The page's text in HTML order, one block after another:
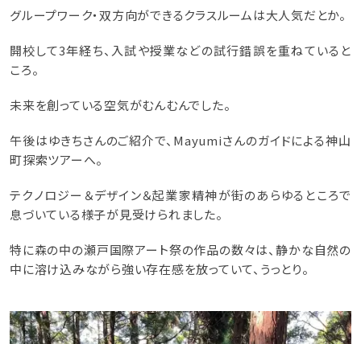
グループワーク・双方向ができるクラスルームは大人気だとか。
開校して3年経ち、入試や授業などの試行錯誤を重ねていると
ころ。
未来を創っている空気がむんむんでした。
午後はゆきちさんのご紹介で、Mayumiさんのガイドによる神山
町探索ツアーへ。
テクノロジー＆デザイン＆起業家精神が街のあらゆるところで
息づいている様子が見受けられました。
特に森の中の瀬戸国際アート祭の作品の数々は、静かな自然の
中に溶け込みながら強い存在感を放っていて、うっとり。